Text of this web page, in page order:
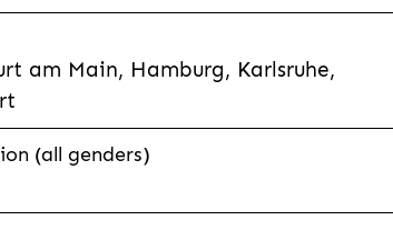
am Main, Hamburg, Karlsruhe,
(all genders)